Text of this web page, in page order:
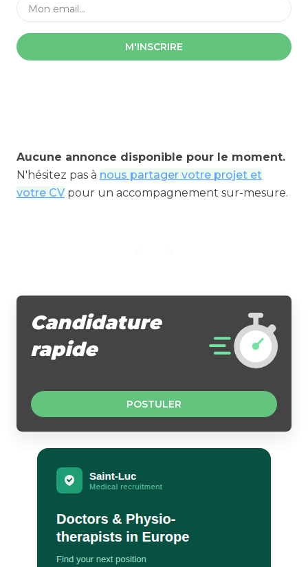
M'INSCRIRE
Aucune annonce disponible pour le moment.
N'hésitez pas à nous partager votre projet et
votre CVpour un accompagnement sur-mesure.
Candidature
rapide
POSTULER